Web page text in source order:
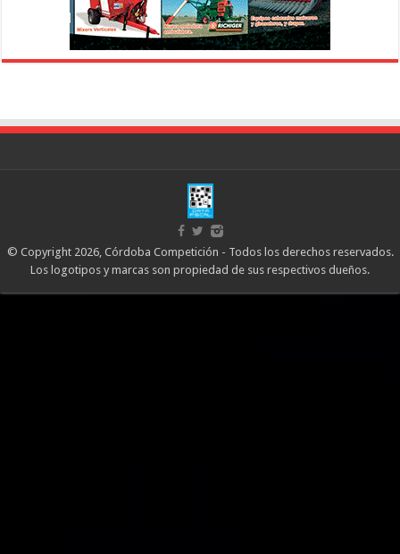
© Copyright 2026, Córdoba Competición - Todos los derechos reservados.
Los logotipos y marcas son propiedad de sus respectivos dueños.